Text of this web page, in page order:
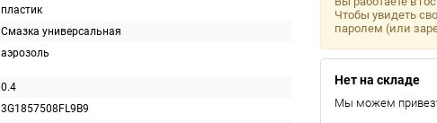
пластик
Смазка универсальная
аэрозоль
0.4
3G1857508FL9B9
Чтобы увидеть
паролем (или
Нет на складе
Мы можем